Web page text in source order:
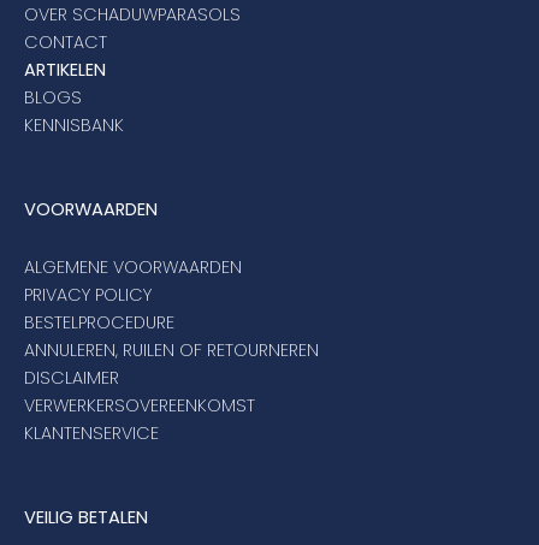
OVER SCHADUWPARASOLS
CONTACT
ARTIKELEN
BLOGS
KENNISBANK
VOORWAARDEN
ALGEMENE VOORWAARDEN
PRIVACY POLICY
BESTELPROCEDURE
ANNULEREN, RUILEN OF RETOURNEREN
DISCLAIMER
VERWERKERSOVEREENKOMST
KLANTENSERVICE
VEILIG BETALEN